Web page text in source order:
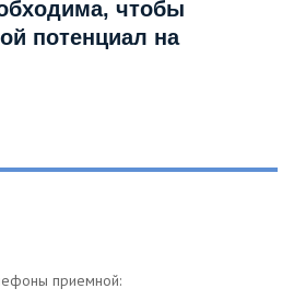
чтобы
потенциал на
приемной: